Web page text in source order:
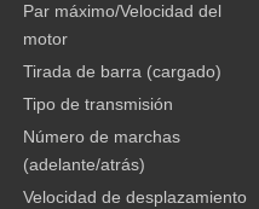
Par máximo/Velocidad del
motor
Tirada de barra (cargado)
Tipo de transmisión
Número de marchas
(adelante/atrás)
Velocidad de desplazamiento